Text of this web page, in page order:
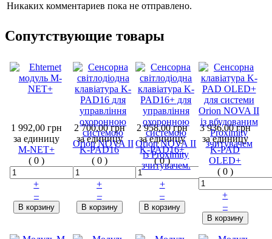
Никаких комментариев пока не отправлено.
Сопутствующие товары
1 992,00 грн
за единицу
M-NET+
(0 )
+
–
2 700,00 грн
за единицу
K-PAD16
(0 )
+
–
2 958,00 грн
за единицу
K-PAD16+
(0)
+
–
3 936,00 грн
за единицу
K-PAD
OLED+
(0 )
+
–